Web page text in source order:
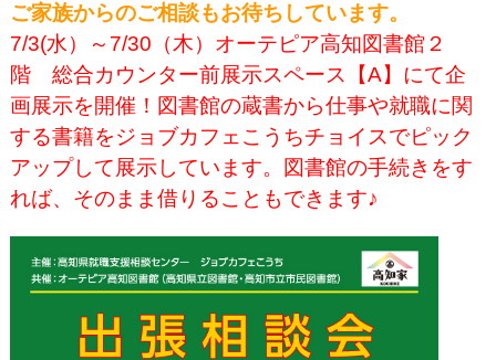
ご家族からのご相談もお待ちしています。
7/3(水）～7/30（木）オーテピア高知図書館２
階 総合カウンター前展示スペース【A】にて企
画展示を開催！図書館の蔵書から仕事や就職に関
する書籍をジョブカフェこうちチョイスでピック
アップして展示しています。図書館の手続きをす
れば、そのまま借りることもできます♪